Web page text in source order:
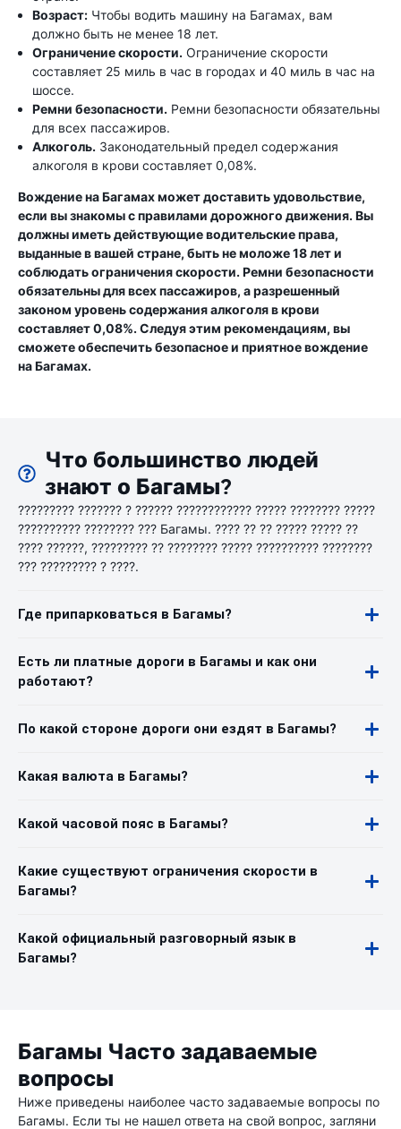
Возраст: Чтобы водить машину на Багамах, вам
должно быть не менее 18 лет.
Ограничение скорости. Ограничение скорости
составляет 25 миль в час в городах и 40 миль в час на
шоссе.
Ремни безопасности. Ремни безопасности обязательны
для всех пассажиров.
Алкоголь. Законодательный предел содержания
алкоголя в крови составляет 0,08%.
Вождение на Багамах может доставить удовольствие,
если вы знакомы с правилами дорожного движения. Вы
должны иметь действующие водительские права,
выданные в вашей стране, быть не моложе 18 лет и
соблюдать ограничения скорости. Ремни безопасности
обязательны для всех пассажиров, а разрешенный
законом уровень содержания алкоголя в крови
составляет 0,08%. Следуя этим рекомендациям, вы
сможете обеспечить безопасное и приятное вождение
на Багамах.
Что большинство людей
знают о Багамы?
????????? ??????? ? ?????? ???????????? ????? ???????? ?????
?????????? ???????? ??? Багамы. ???? ?? ?? ????? ????? ??
???? ??????, ????????? ?? ???????? ????? ?????????? ????????
??? ????????? ? ????.
Где припарковаться в Багамы?
Есть ли платные дороги в Багамы и как они
работают?
По какой стороне дороги они ездят в Багамы?
Какая валюта в Багамы?
Какой часовой пояс в Багамы?
Какие существуют ограничения скорости в
Багамы?
Какой официальный разговорный язык в
Багамы?
Багамы Часто задаваемые
вопросы
Ниже приведены наиболее часто задаваемые вопросы по
Багамы. Если ты не нашел ответа на свой вопрос, загляни